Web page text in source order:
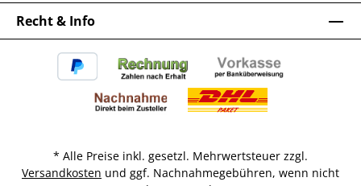
Recht & Info
* Alle Preise inkl. gesetzl. Mehrwertsteuer zzgl.
Versandkosten und ggf. Nachnahmegebühren, wenn nicht